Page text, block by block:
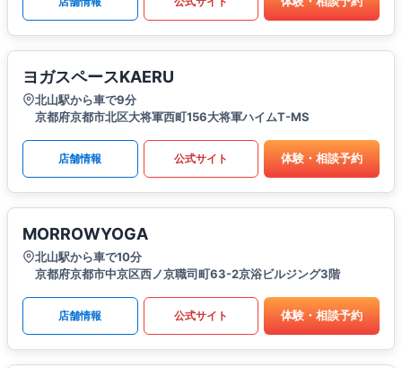
ヨガスペースKAERU
北山駅から車で9分
京都府京都市北区大将軍西町156大将軍ハイムT-MS
店舗情報 公式サイト 体験・相談予約
MORROWYOGA
北山駅から車で10分
京都府京都市中京区西ノ京職司町63-2京浴ビルジング3階
店舗情報 公式サイト 体験・相談予約